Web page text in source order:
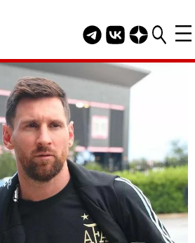
Telegram канал
Группа HELLO
Канал